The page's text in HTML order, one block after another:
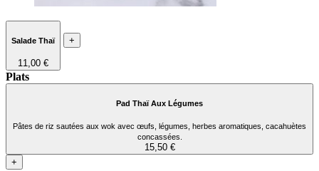
Salade Thaï
11,00 €
+
Plats
Pad Thaï Aux Légumes
Pâtes de riz sautées aux wok avec œufs, légumes, herbes aromatiques, cacahuètes
concassées.
15,50 €
+